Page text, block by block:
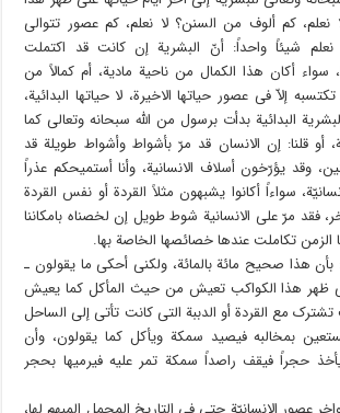
کم ألوف من السنن؟ لا نعلم، کم عصور تتوالى
نعلم شیئاً واحداً: أنّ البشریة إن کانت قد اکتملت
سواء أکان هذا الکمال من ناحیة مادیة، أم کمالاً من
إلاّ فی عصور حیاتها الاخیرة، لا حیاتها البدائیة،
البدائیة بدأت برسول من الله سبحانه وتعالى کما
أو قلنا: إن الانسان قد مرّ بأشواط وأشواط طویلة قد
وقد یؤرّخون أسلاف الانسانیة، وأنا أستمیحکم عذراً
سواءاً أکانوا یشبهون مثلاً القردة أو نفس القردة
فقد مرّ على الانسانیة شوط طویل إن لخصناه بامکاننا
الزمن تکاملت عندها خصائصها الخاصة بها.
بأن هذا صحیح مائة بالمائة، ولکنی أحکی ما یقولون ـ
ظهر هذا الکواکب تعیش من حیث المأکل کما یعیش
تشترک مع القردة أو الدببة التی کانت تأتی إلى الساحل
بمخالبه فیصید سمکة ویأکل کما یقولون، وأن
یأخذ حجراً فیقف راصداً سمکة تمر علیه فیرمیها بحجر